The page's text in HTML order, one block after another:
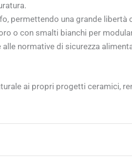
permettendo una grande libertà
o con smalti bianchi per
normative di sicurezza
ai propri progetti ceramici,